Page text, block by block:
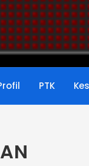
menjadi Guru
Terbaru
Terbaru
Edaran Direktorat
PTK